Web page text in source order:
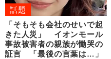
話題
「そもそも会社のせいで起
きた人災」 イオンモール
事故被害者の親族が慟哭の
証言 「最後の言葉は…」